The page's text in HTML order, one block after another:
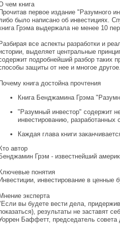
чем книга
Прочитав первое издание "Разумного
было написано об инвестициях.
Грэма выдержала не менее 10
Разбирая все аспекты разработки и
выделяет центральные
подробнейший разбор таких
защиты от нее и многое другое.
Почему книга достойна прочтения
Книга Бенджамина Грэма
"Разумный инвестор" содержит
инвестированию,
Каждая глава книги
Кто автор
Бенджамин Грэм - известнейший
Ключевые понятия
Инвестиции, инвестирование в ценные
Мнение эксперта
вы будете вести дела,
результаты не заставят
Баффетт, председатель совета